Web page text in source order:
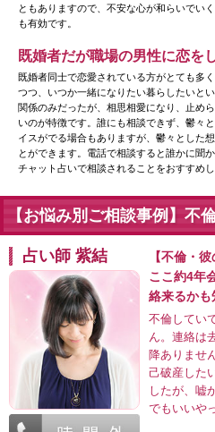
ともありますので、不安な心が和らいでい
も有効です。
既婚者だが職場の男性に恋を
既婚者同士で恋愛されている方がとても多
つつ、いつか一緒になりたい暮らしたいと
関係のみだったが、相思相愛になり、止め
いのが特徴です。誰にも相談できず、鬱々
イスがでる場合もありますが、鬱々とした
とができます。電話で相談すると誰かに聞
チャット占いで相談されることをおすすめし
【お悩み別ご相談事例】不
占い師 紫結
【不倫・
ここ約4年
絡来るかも
不倫してい
ん。連絡は
降ありませ
己破産した
したが、嘘
でもいいや